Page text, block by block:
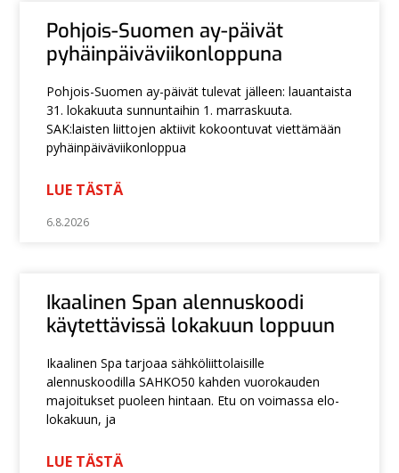
Pohjois-Suomen ay-päivät
pyhäinpäiväviikonloppuna
Pohjois-Suomen ay-päivät tulevat jälleen: lauantaista
31. lokakuuta sunnuntaihin 1. marraskuuta.
SAK:laisten liittojen aktiivit kokoontuvat viettämään
pyhäinpäiväviikonloppua
LUE TÄSTÄ
6.8.2026
Ikaalinen Span alennuskoodi
käytettävissä lokakuun loppuun
Ikaalinen Spa tarjoaa sähköliittolaisille
alennuskoodilla SAHKO50 kahden vuorokauden
majoitukset puoleen hintaan. Etu on voimassa elo-
lokakuun, ja
LUE TÄSTÄ